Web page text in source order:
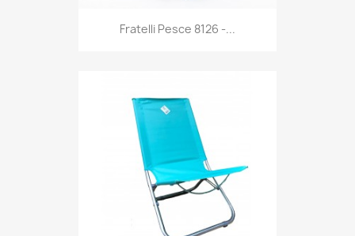
Anteprima
Fratelli Pesce 8126 -...